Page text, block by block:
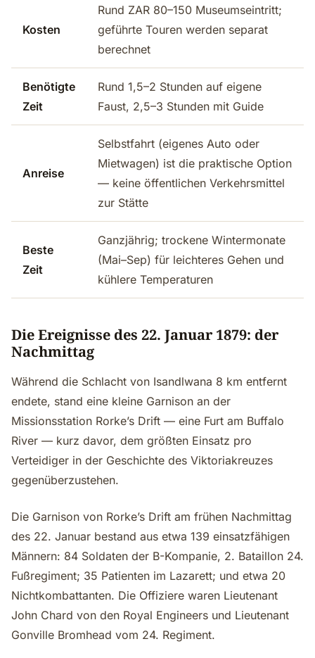
Kosten
Rund ZAR 80–150 Museumseintritt;
geführte Touren werden separat
berechnet
Benötigte
Zeit
Rund 1,5–2 Stunden auf eigene
Faust, 2,5–3 Stunden mit Guide
Anreise
Selbstfahrt (eigenes Auto oder
Mietwagen) ist die praktische Option
— keine öffentlichen Verkehrsmittel
zur Stätte
Beste
Zeit
Ganzjährig; trockene Wintermonate
(Mai–Sep) für leichteres Gehen und
kühlere Temperaturen
Die Ereignisse des 22. Januar 1879: der
Nachmittag
Während die Schlacht von Isandlwana 8 km entfernt
endete, stand eine kleine Garnison an der
Missionsstation Rorke’s Drift — eine Furt am Buffalo
River — kurz davor, dem größten Einsatz pro
Verteidiger in der Geschichte des Viktoriakreuzes
gegenüberzustehen.
Die Garnison von Rorke’s Drift am frühen Nachmittag
des 22. Januar bestand aus etwa 139 einsatzfähigen
Männern: 84 Soldaten der B-Kompanie, 2. Bataillon 24.
Fußregiment; 35 Patienten im Lazarett; und etwa 20
Nichtkombattanten. Die Offiziere waren Lieutenant
John Chard von den Royal Engineers und Lieutenant
Gonville Bromhead vom 24. Regiment.